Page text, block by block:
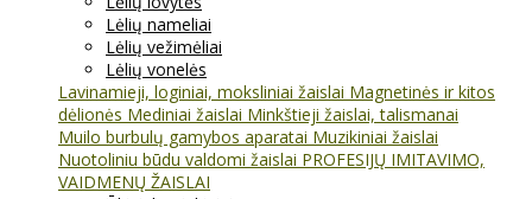
Lėlių nameliai
Lėlių vežimėliai
Lėlių vonelės
Lavinamieji, loginiai, moksliniai žaislai Magnetinės ir kitos
dėlionės Mediniai žaislai Minkštieji žaislai, talismanai
Muilo burbulų gamybos aparatai Muzikiniai žaislai
Nuotoliniu būdu valdomi žaislai PROFESIJŲ IMITAVIMO,
VAIDMENŲ ŽAISLAI